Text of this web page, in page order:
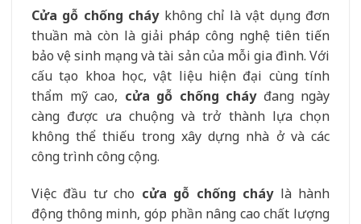
Cửa gỗ chống cháykhông chỉ là vật dụng đơn
thuần mà còn là giải pháp công nghệ tiên tiến
bảo vệ sinh mạng và tài sản của mỗi gia đình. Với
cấu tạo khoa học, vật liệu hiện đại cùng tính
thẩm mỹ cao, cửa gỗ chống cháyđang ngày
càng được ưa chuộng và trở thành lựa chọn
không thể thiếu trong xây dựng nhà ở và các
công trình công cộng.
Việc đầu tư cho cửa gỗ chống cháylà hành
động thông minh, góp phần nâng cao chất lượng